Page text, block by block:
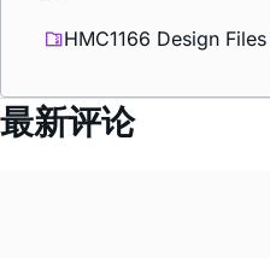
HMC1166 Design Files
最新评论